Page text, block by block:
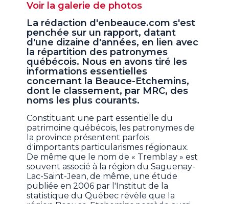
Voir la galerie de photos
La rédaction d'enbeauce.com s'est
penchée sur un rapport, datant
d'une dizaine d'années, en lien avec
la répartition des patronymes
québécois. Nous en avons tiré les
informations essentielles
concernant la Beauce-Etchemins,
dont le classement, par MRC, des
noms les plus courants.
Constituant une part essentielle du
patrimoine québécois, les patronymes de
la province présentent parfois
d'importants particularismes régionaux.
De même que le nom de « Tremblay » est
souvent associé à la région du Saguenay-
Lac-Saint-Jean, de même, une étude
publiée en 2006 par l'Institut de la
statistique du Québec révèle que la